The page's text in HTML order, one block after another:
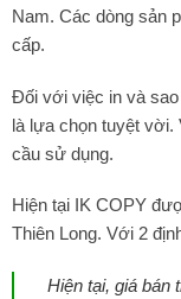
Nam. Các dòng sản
cấp.
Đối với việc in và sao
là lựa chọn tuyệt vời.
cầu sử dụng.
Hiện tại IK COPY
Thiên Long. Với 2
Hiện tại, giá bán